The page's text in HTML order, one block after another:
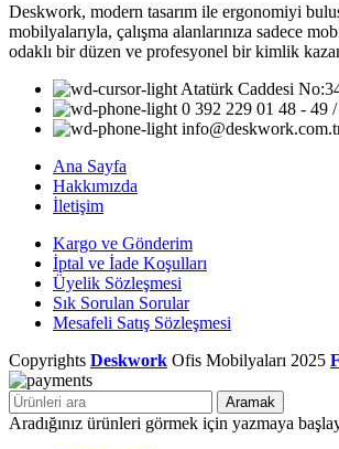
Deskwork, modern tasarım ile ergonomiyi
mobilyalarıyla, çalışma alanlarınıza sadece
odaklı bir düzen ve profesyonel bir kimlik
Atatürk Caddesi
0 392 229 01 48 - 49
Ana Sayfa
Hakkımızda
İletişim
Kargo ve Gönderim
İptal ve İade Koşulları
Üyelik Sözleşmesi
Sık Sorulan Sorular
Mesafeli Satış Sözleşmesi
Copyrights Deskwork Ofis Mobilyaları 2025
Aramak
Aradığınız ürünleri görmek için yazmaya